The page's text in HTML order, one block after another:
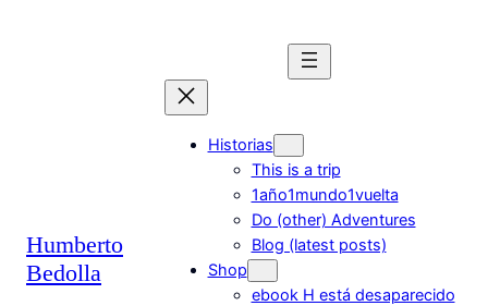
Humberto
Bedolla
Historias
This is a trip
1año1mundo1vuelta
Do (other) Adventures
Blog (latest posts)
Shop
ebook H está desaparecido